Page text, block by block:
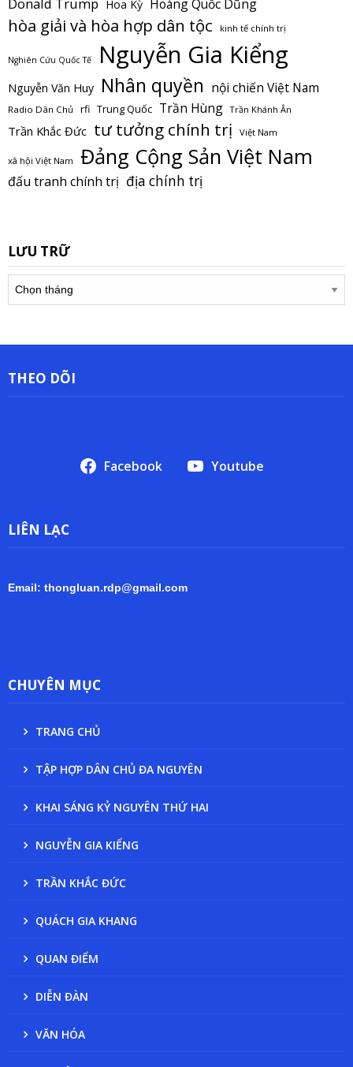
Donald Trump Hoa Kỳ Hoàng Quốc Dũng
hòa giải và hòa hợp dân tộc kinh tế chính trị
Nghiên Cứu Quốc Tế Nguyễn Gia Kiểng
Nguyễn Văn Huy Nhân quyền nội chiến Việt Nam
Radio Dân Chủ rfi Trung Quốc Trần Hùng Trần Khánh Ân
Trần Khắc Đức tư tưởng chính trị Việt Nam
xã hội Việt Nam Đảng Cộng Sản Việt Nam
đấu tranh chính trị địa chính trị
LƯU TRỮ
Lưu
THEO DÕI
Facebook Youtube
LIÊN LẠC
Email: thongluan.rdp@gmail.com
CHUYÊN MỤC
TRANG CHỦ
TẬP HỢP DÂN CHỦ ĐA NGUYÊN
KHAI SÁNG KỶ NGUYÊN THỨ HAI
NGUYỄN GIA KIỂNG
TRẦN KHẮC ĐỨC
QUÁCH GIA KHANG
QUAN ĐIỂM
DIỄN ĐÀN
VĂN HÓA